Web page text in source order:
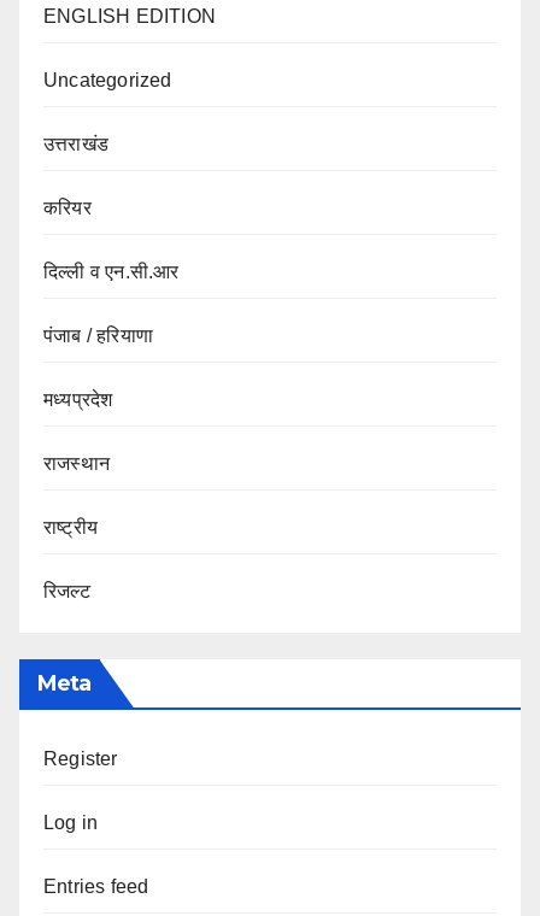
ENGLISH EDITION
Uncategorized
उत्तराखंड
करियर
दिल्ली व एन.सी.आर
पंजाब / हरियाणा
मध्यप्रदेश
राजस्थान
राष्ट्रीय
रिजल्ट
Meta
Register
Log in
Entries feed